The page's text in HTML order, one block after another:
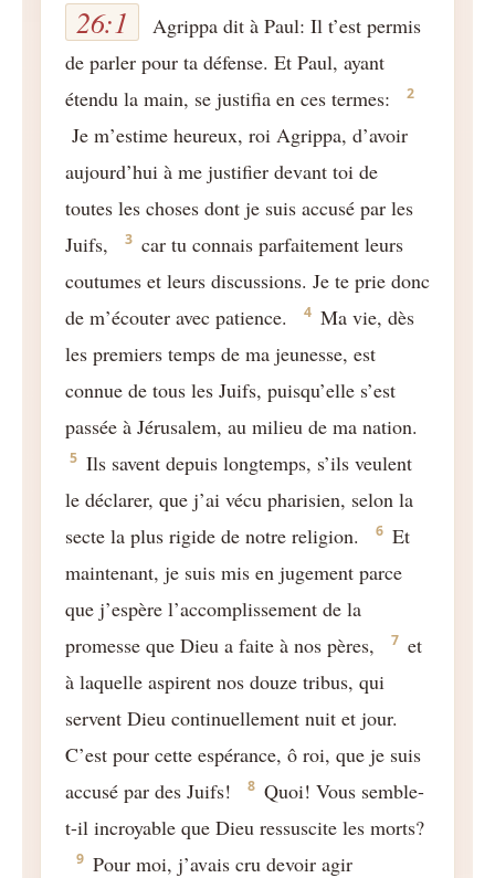
26:1
Agrippa dit à Paul: Il t’est permis
de parler pour ta défense. Et Paul, ayant
étendu la main, se justifia en ces termes:
2
Je m’estime heureux, roi Agrippa, d’avoir
aujourd’hui à me justifier devant toi de
toutes les choses dont je suis accusé par les
Juifs,
3 car tu connais parfaitement leurs
coutumes et leurs discussions. Je te prie donc
de m’écouter avec patience.
4 Ma vie, dès
les premiers temps de ma jeunesse, est
connue de tous les Juifs, puisqu’elle s’est
passée à Jérusalem, au milieu de ma nation.
5 Ils savent depuis longtemps, s’ils veulent
le déclarer, que j’ai vécu pharisien, selon la
secte la plus rigide de notre religion.
6 Et
maintenant, je suis mis en jugement parce
que j’espère l’accomplissement de la
promesse que Dieu a faite à nos pères,
7 et
à laquelle aspirent nos douze tribus, qui
servent Dieu continuellement nuit et jour.
C’est pour cette espérance, ô roi, que je suis
accusé par des Juifs!
8 Quoi! Vous semble-
t-il incroyable que Dieu ressuscite les morts?
9 Pour moi, j’avais cru devoir agir